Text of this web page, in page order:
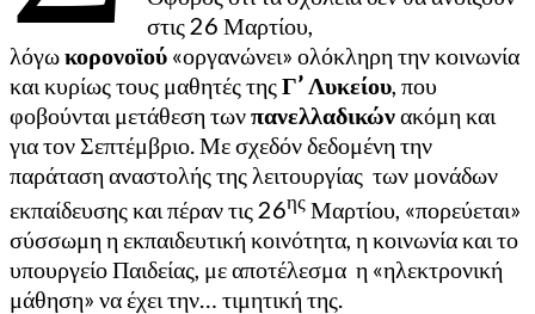
στις 26 Μαρτίου,
λόγωκορονοϊού «οργανώνει» ολόκληρη την κοινωνία
και κυρίως τους μαθητές τηςΓ’ Λυκείου, που
φοβούνται μετάθεση τωνπανελλαδικώνακόμη και
για τον Σεπτέμβριο. Με σχεδόν δεδομένη την
παράταση αναστολής της λειτουργίας των μονάδων
εκπαίδευσης και πέραν τις 26ης Μαρτίου, «πορεύεται»
σύσσωμη η εκπαιδευτική κοινότητα, η κοινωνία και το
υπουργείο Παιδείας, με αποτέλεσμα η «ηλεκτρονική
μάθηση» να έχει την… τιμητική της.